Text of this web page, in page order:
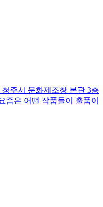
주시 문화제조창 본관 3층
즘은 어떤 작품들이 출품이